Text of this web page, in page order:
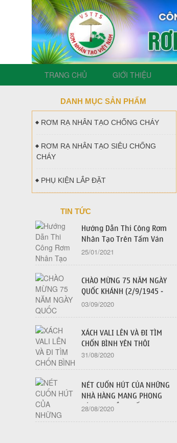
TRANG CHỦ GIỚI THIỆU
DANH MỤC SẢN PHẨM
RƠM RẠ NHÂN TẠO CHỐNG CHÁY
RƠM RẠ NHÂN TẠO SIÊU CHỐNG
CHÁY
PHỤ KIỆN LẮP ĐẶT
TIN TỨC
Hướng Dẫn Thi Công Rơm
Nhân Tạo Trên Tấm Ván
Dăm OSB - 2021
25/01/2021
CHÀO MỪNG 75 NĂM NGÀY
QUỐC KHÁNH (2/9/1945 -
2/9/2020)
03/09/2020
XÁCH VALI LÊN VÀ ĐI TÌM
CHỐN BÌNH YÊN THÔI
31/08/2020
NÉT CUỐN HÚT CỦA NHỮNG
NHÀ HÀNG MANG PHONG
CÁCH TRUYỀN THỐNG
28/08/2020